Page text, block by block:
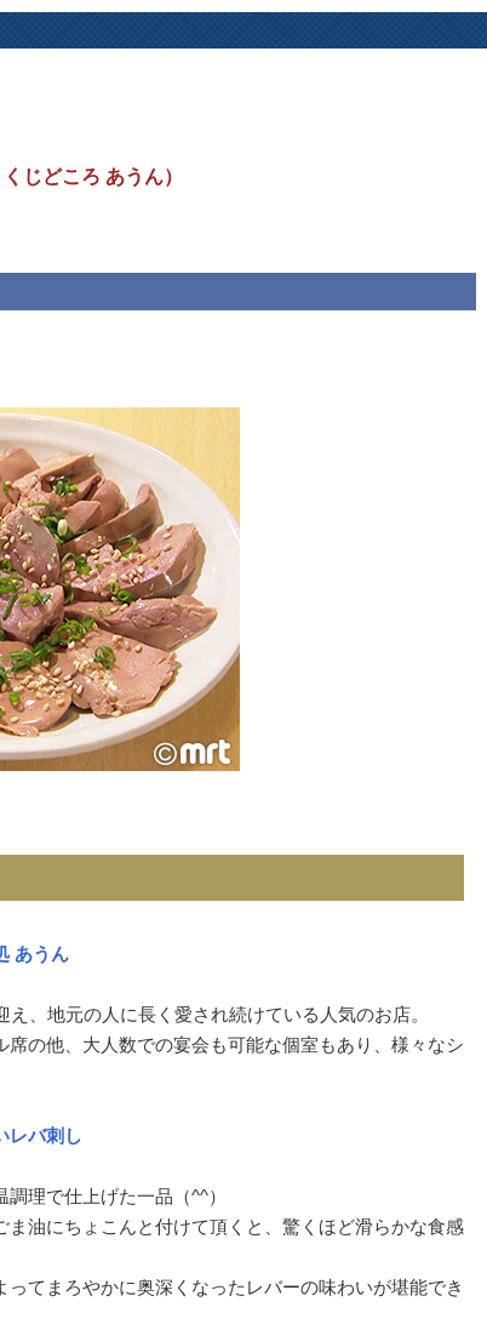
くじどころ あうん）
あうん
、地元の人に長く愛され続けている人気のお店。
席の他、大人数での宴会も可能な個室もあり、様々なシ
レバ刺し
理で仕上げた一品（^^）
ま油にちょこんと付けて頂くと、驚くほど滑らかな食感
てまろやかに奥深くなったレバーの味わいが堪能でき